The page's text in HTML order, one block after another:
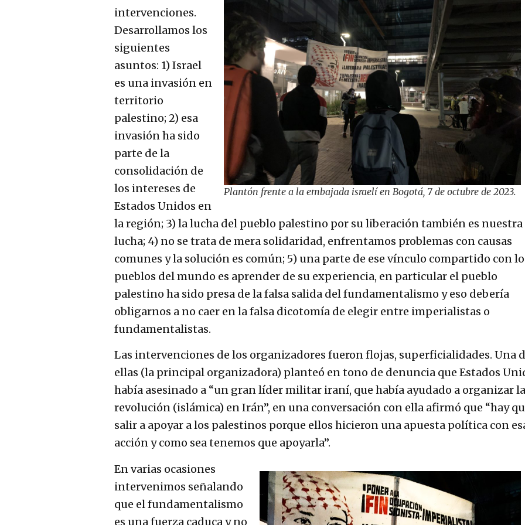
Plantón frente a la embajada israelí en Bogotá, 7 de octubre de 2023.
intervenciones.
Desarrollamos los
siguientes
asuntos: 1) Israel
es una invasión en
territorio
palestino; 2) esa
invasión ha sido
parte de la
consolidación de
los intereses de
Estados Unidos en
la región; 3) la lucha del pueblo palestino por su liberación también es nuestra
lucha; 4) no se trata de mera solidaridad, enfrentamos problemas con causas
comunes y la solución es común; 5) una parte de ese vínculo compartido con
pueblos del mundo es aprender de su experiencia, en particular el pueblo
palestino ha sido presa de la falsa salida del fundamentalismo y eso debería
obligarnos a no caer en la falsa dicotomía de elegir entre imperialistas o
fundamentalistas.
Las intervenciones de los organizadores fueron flojas, superficialidades. Una
ellas (la principal organizadora) planteó en tono de denuncia que Estados
había asesinado a “un gran líder militar iraní, que había ayudado a organizar la
revolución (islámica) en Irán”, en una conversación con ella afirmó que “hay
salir a apoyar a los palestinos porque ellos hicieron una apuesta política con
acción y como sea tenemos que apoyarla”.
En varias ocasiones
intervenimos señalando
que el fundamentalismo
es una fuerza caduca y no